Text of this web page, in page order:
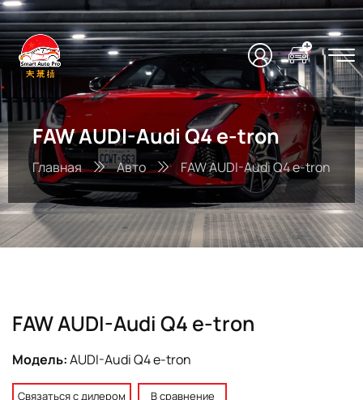
FAW AUDI-Audi Q4 e-tron
Главная Авто FAW AUDI-Audi Q4 e-tron
FAW AUDI-Audi Q4 e-tron
Модель:AUDI-Audi Q4 e-tron
Связаться с дилером В сравнение